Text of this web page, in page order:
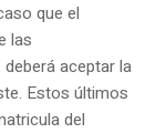
que el
las
aceptar la
Estos últimos
del